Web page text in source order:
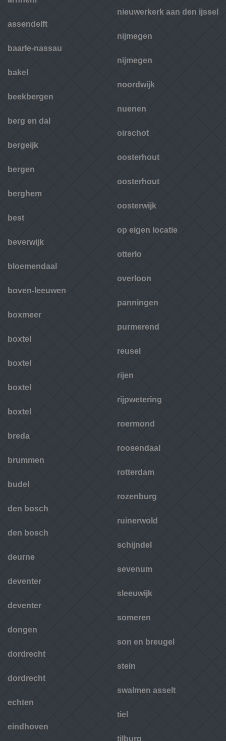
assendelft
baarle-nassau
bakel
beekbergen
berg en dal
bergeijk
bergen
berghem
best
beverwijk
bloemendaal
boven-leeuwen
boxmeer
boxtel
boxtel
boxtel
boxtel
breda
brummen
budel
den bosch
den bosch
deurne
deventer
deventer
dongen
dordrecht
dordrecht
echten
eindhoven
nieuwerkerk aan den ijssel
nijmegen
nijmegen
noordwijk
nuenen
oirschot
oosterhout
oosterhout
oosterwijk
op eigen locatie
otterlo
overloon
panningen
purmerend
reusel
rijen
rijpwetering
roermond
roosendaal
rotterdam
rozenburg
ruinerwold
schijndel
sevenum
sleeuwijk
someren
son en breugel
stein
swalmen asselt
tiel
tilburg